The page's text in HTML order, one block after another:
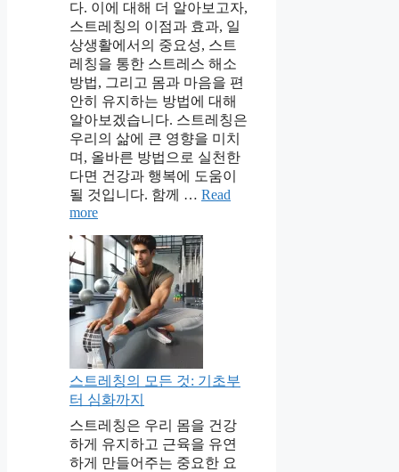
다. 이에 대해 더 알아보고자,
스트레칭의 이점과 효과, 일
상생활에서의 중요성, 스트
레칭을 통한 스트레스 해소
방법, 그리고 몸과 마음을 편
안히 유지하는 방법에 대해
알아보겠습니다. 스트레칭은
우리의 삶에 큰 영향을 미치
며, 올바른 방법으로 실천한
다면 건강과 행복에 도움이
될 것입니다. 함께 … Read
more
스트레칭의 모든 것: 기초부
터 심화까지
스트레칭은 우리 몸을 건강
하게 유지하고 근육을 유연
하게 만들어주는 중요한 요